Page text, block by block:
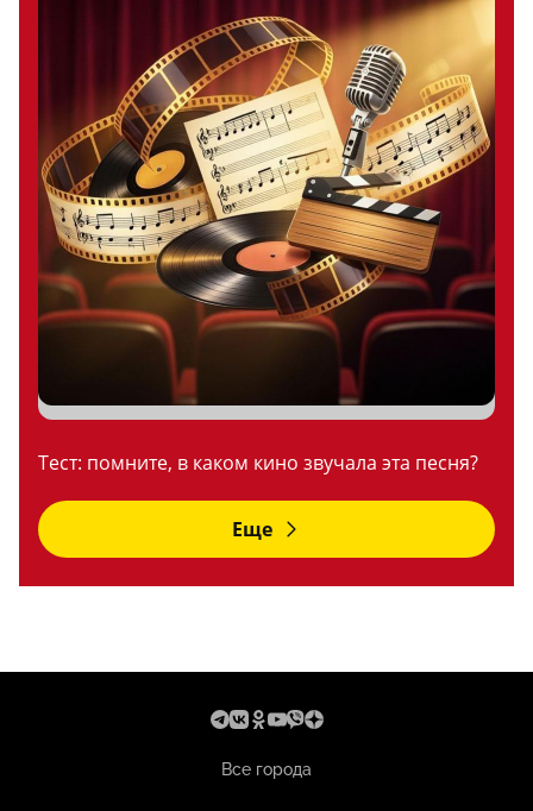
Тест: помните, в каком кино звучала эта песня?
Еще
Все города